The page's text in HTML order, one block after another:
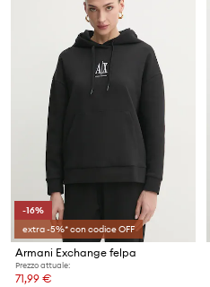
-16%
extra -5%* con codice OFF
Armani Exchange felpa
Prezzo attuale:
71,99 €